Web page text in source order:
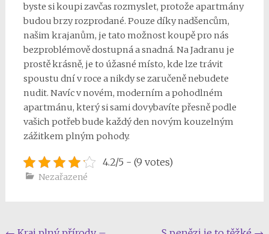
byste si koupi zavčas rozmyslet, protože apartmány
budou brzy rozprodané. Pouze díky nadšencům,
našim krajanům, je tato možnost koupě pro nás
bezproblémově dostupná a snadná. Na Jadranu je
prostě krásně, je to úžasné místo, kde lze trávit
spoustu dní v roce a nikdy se zaručeně nebudete
nudit. Navíc v novém, moderním a pohodlném
apartmánu, který si sami dovybavíte přesně podle
vašich potřeb bude každý den novým kouzelným
zážitkem plným pohody.
4.2/5 - (9 votes)
Nezařazené